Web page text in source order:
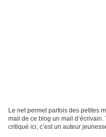
Le net permet parfois des petites
mail de ce blog un mail
critiqué ici, c’est un auteur